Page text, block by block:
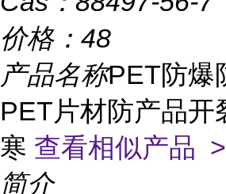
价格： 48
产品名称PET防爆
PET片材防产品开
寒 查看相似产品 >
简介